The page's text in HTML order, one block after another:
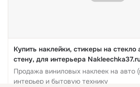
Купить наклейки, стикеры на стекло
стену, для интерьера
Продажа виниловых наклеек на авто
интерьер и бытовую технику